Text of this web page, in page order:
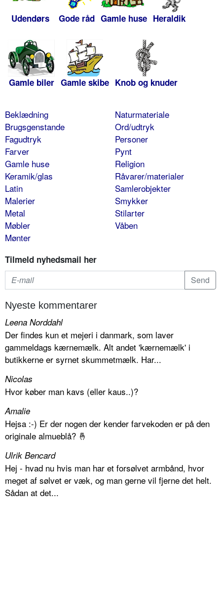
Udendørs Gode råd Gamle huse Heraldik
Gamle biler Gamle skibe Knob og knuder
Beklædning
Brugsgenstande
Fagudtryk
Farver
Gamle huse
Keramik/glas
Latin
Malerier
Metal
Møbler
Mønter
Naturmateriale
Ord/udtryk
Personer
Pynt
Religion
Råvarer/materialer
Samlerobjekter
Smykker
Stilarter
Våben
Tilmeld nyhedsmail her
Nyeste kommentarer
Leena Norddahl
Der findes kun et mejeri i danmark, som laver
gammeldags kærnemælk. Alt andet 'kærnemælk' i
butikkerne er syrnet skummetmælk. Har...
Nicolas
Hvor køber man kavs (eller kaus..)?
Amalie
Hejsa :-) Er der nogen der kender farvekoden er på den
originale almueblå? 🤞
Ulrik Bencard
Hej - hvad nu hvis man har et forsølvet armbånd, hvor
meget af sølvet er væk, og man gerne vil fjerne det helt.
Sådan at det...